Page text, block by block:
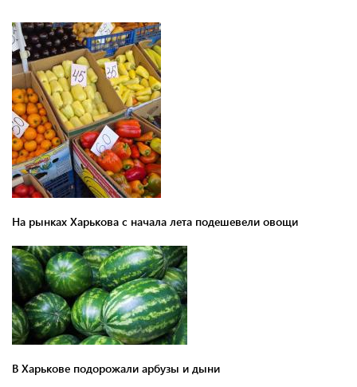
На рынках Харькова с начала лета подешевели овощи
В Харькове подорожали арбузы и дыни